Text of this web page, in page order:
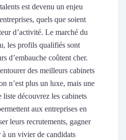
est devenu un enjeu
quels que soient
d’activité. Le marché du
les profils qualifiés sont
d’embauche coûtent cher.
des meilleurs cabinets
n’est plus un luxe, mais une
liste découvrez les cabinets
aux entreprises en
leurs recrutements, gagner
à un vivier de candidats